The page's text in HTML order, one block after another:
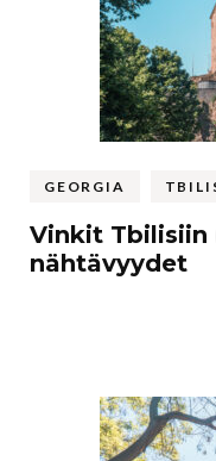
GEORGIA
Vinkit Tbilisiin
nähtävyydet